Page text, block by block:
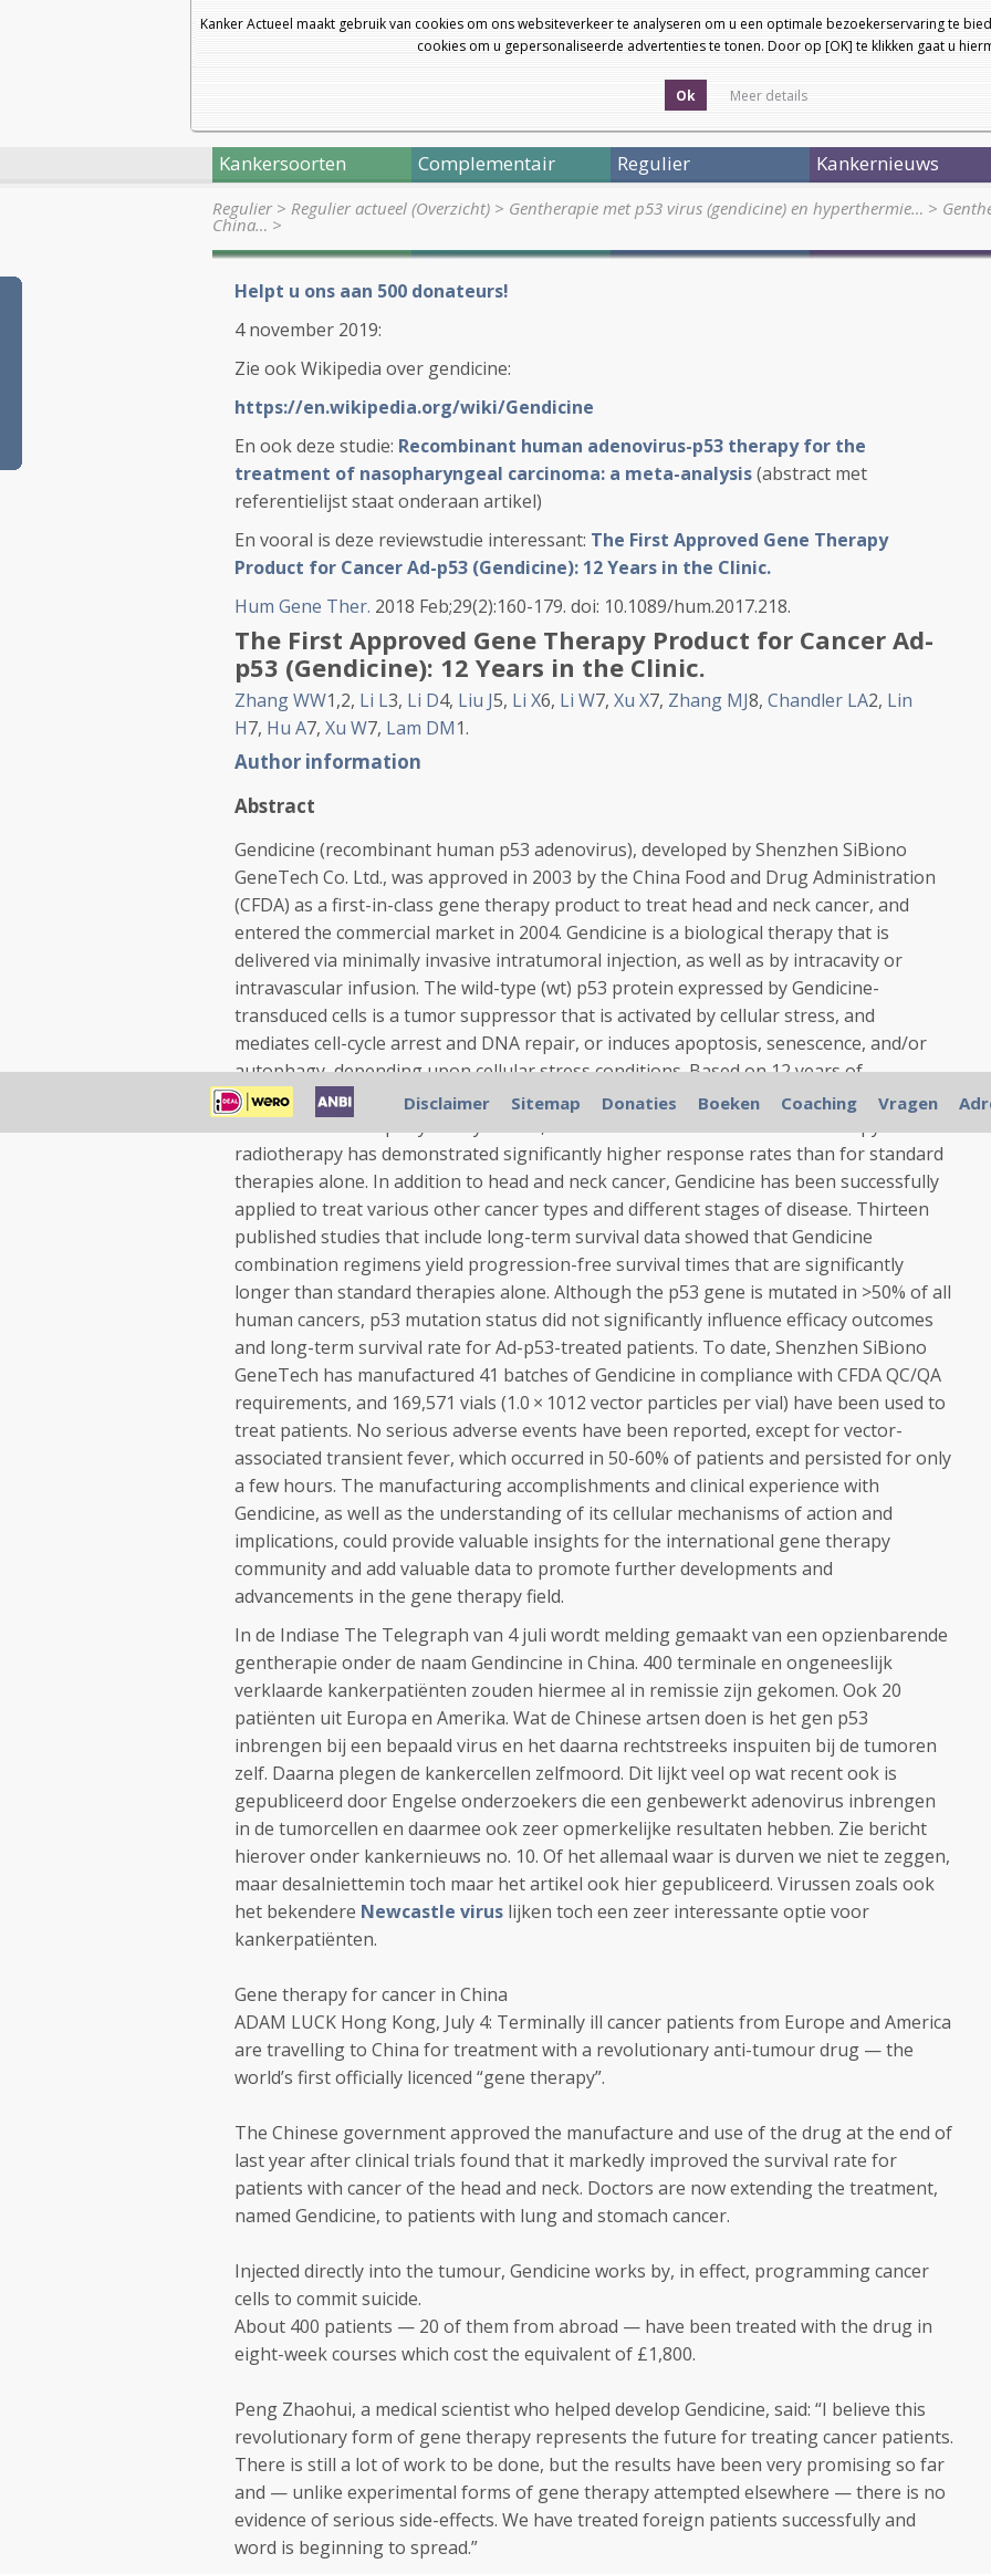
Kanker Actueel maakt gebruik van cookies om ons websiteverkeer te analyseren om u een optimale bezoekerservaring te
cookies om u gepersonaliseerde advertenties te tonen. Door op [OK] te klikken gaat u
Ok Meer details
Kankersoorten Complementair Regulier Kankernieuws
Regulier> Regulier actueel (Overzicht) > Gentherapie met p53 virus (gendicine) en hyperthermie… >
China… >
Helpt u ons aan 500 donateurs!
4 november 2019:
Zie ook Wikipedia over gendicine:
https://en.wikipedia.org/wiki/Gendicine
En ook deze studie: Recombinant human adenovirus-p53 therapy for the
treatment of nasopharyngeal carcinoma: a meta-analysis(abstract met
referentielijst staat onderaan artikel)
En vooral is deze reviewstudie interessant: The First Approved Gene Therapy
Product for Cancer Ad-p53 (Gendicine): 12 Years in the Clinic.
Hum Gene Ther. 2018 Feb;29(2):160-179. doi: 10.1089/hum.2017.218.
The First Approved Gene Therapy Product for Cancer Ad-
p53 (Gendicine): 12 Years in the Clinic.
Zhang WW1,2, Li L3, Li D4, Liu J5, Li X6, Li W7, Xu X7, Zhang MJ8, Chandler LA2, Lin
H7, Hu A7, Xu W7, Lam DM1.
Author information
Abstract
Gendicine (recombinant human p53 adenovirus), developed by Shenzhen SiBiono
GeneTech Co. Ltd., was approved in 2003 by the China Food and Drug Administration
(CFDA) as a first-in-class gene therapy product to treat head and neck cancer, and
entered the commercial market in 2004. Gendicine is a biological therapy that is
delivered via minimally invasive intratumoral injection, as well as by intracavity or
intravascular infusion. The wild-type (wt) p53 protein expressed by Gendicine-
transduced cells is a tumor suppressor that is activated by cellular stress, and
mediates cell-cycle arrest and DNA repair, or induces apoptosis, senescence, and/or
autophagy, depending upon cellular stress conditions. Based on 12 years of
commercial use in >30,000 patients, and >30 published clinical studies, Gendicine has
radiotherapy has demonstrated significantly higher response rates than for standard
therapies alone. In addition to head and neck cancer, Gendicine has been successfully
applied to treat various other cancer types and different stages of disease. Thirteen
published studies that include long-term survival data showed that Gendicine
combination regimens yield progression-free survival times that are significantly
longer than standard therapies alone. Although the p53 gene is mutated in >50% of all
human cancers, p53 mutation status did not significantly influence efficacy outcomes
and long-term survival rate for Ad-p53-treated patients. To date, Shenzhen SiBiono
GeneTech has manufactured 41 batches of Gendicine in compliance with CFDA QC/QA
requirements, and 169,571 vials (1.0 × 1012 vector particles per vial) have been used to
treat patients. No serious adverse events have been reported, except for vector-
associated transient fever, which occurred in 50-60% of patients and persisted for only
a few hours. The manufacturing accomplishments and clinical experience with
Gendicine, as well as the understanding of its cellular mechanisms of action and
implications, could provide valuable insights for the international gene therapy
community and add valuable data to promote further developments and
advancements in the gene therapy field.
In de Indiase The Telegraph van 4 juli wordt melding gemaakt van een opzienbarende
gentherapie onder de naam Gendincine in China. 400 terminale en ongeneeslijk
verklaarde kankerpatiënten zouden hiermee al in remissie zijn gekomen. Ook 20
patiënten uit Europa en Amerika. Wat de Chinese artsen doen is het gen p53
inbrengen bij een bepaald virus en het daarna rechtstreeks inspuiten bij de tumoren
zelf. Daarna plegen de kankercellen zelfmoord. Dit lijkt veel op wat recent ook is
gepubliceerd door Engelse onderzoekers die een genbewerkt adenovirus inbrengen
in de tumorcellen en daarmee ook zeer opmerkelijke resultaten hebben. Zie bericht
hierover onder kankernieuws no. 10. Of het allemaal waar is durven we niet te zeggen,
maar desalniettemin toch maar het artikel ook hier gepubliceerd. Virussen zoals ook
het bekendere Newcastle virus lijken toch een zeer interessante optie voor
kankerpatiënten.
Gene therapy for cancer in China
ADAM LUCK Hong Kong, July 4: Terminally ill cancer patients from Europe and America
are travelling to China for treatment with a revolutionary anti-tumour drug — the
world’s first officially licenced “gene therapy”.
The Chinese government approved the manufacture and use of the drug at the end of
last year after clinical trials found that it markedly improved the survival rate for
patients with cancer of the head and neck. Doctors are now extending the treatment,
named Gendicine, to patients with lung and stomach cancer.
Injected directly into the tumour, Gendicine works by, in effect, programming cancer
cells to commit suicide.
About 400 patients — 20 of them from abroad — have been treated with the drug in
eight-week courses which cost the equivalent of £1,800.
Peng Zhaohui, a medical scientist who helped develop Gendicine, said: “I believe this
revolutionary form of gene therapy represents the future for treating cancer patients.
There is still a lot of work to be done, but the results have been very promising so far
and — unlike experimental forms of gene therapy attempted elsewhere — there is no
evidence of serious side-effects. We have treated foreign patients successfully and
word is beginning to spread.”
Disclaimer Sitemap Donaties Boeken Coaching Vragen